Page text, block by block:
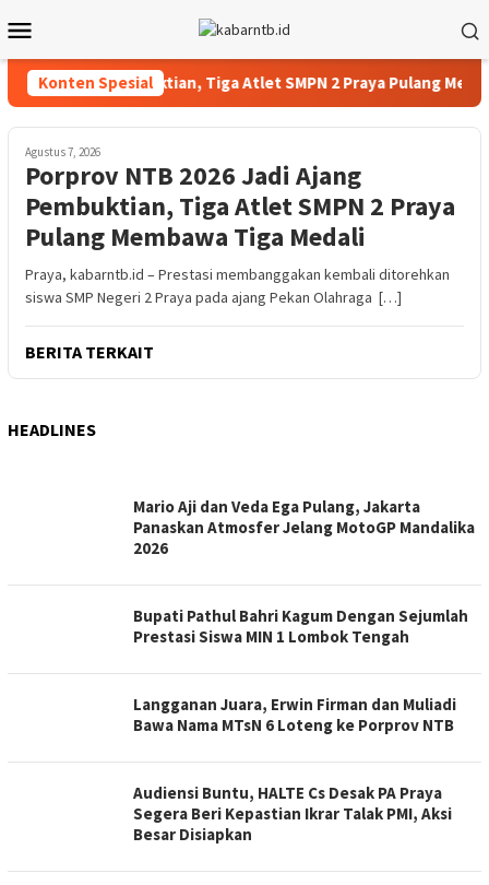
ke
kontenMobile
Konten Spesial
Ajang Pembuktian, Tiga Atlet SMPN 2 Praya Pulang
Agustus 7, 2026
Porprov NTB 2026 Jadi Ajang
Pembuktian, Tiga Atlet SMPN 2 Praya
Pulang Membawa Tiga Medali
Praya, kabarntb.id – Prestasi membanggakan kembali ditorehkan
siswa SMP Negeri 2 Praya pada ajang Pekan Olahraga […]
BERITA TERKAIT
HEADLINES
Mario Aji dan Veda Ega Pulang, Jakarta
Panaskan Atmosfer Jelang MotoGP Mandalika
2026
Bupati Pathul Bahri Kagum Dengan Sejumlah
Prestasi Siswa MIN 1 Lombok Tengah
Langganan Juara, Erwin Firman dan Muliadi
Bawa Nama MTsN 6 Loteng ke Porprov NTB
Audiensi Buntu, HALTE Cs Desak PA Praya
Segera Beri Kepastian Ikrar Talak PMI, Aksi
Besar Disiapkan